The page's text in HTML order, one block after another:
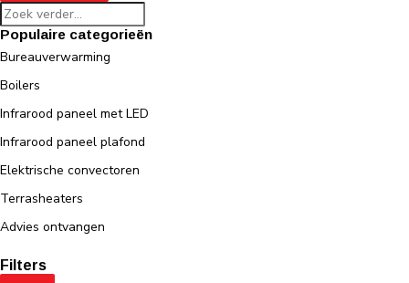
Populaire categorieën
Bureauverwarming
Boilers
Infrarood paneel met LED
Infrarood paneel plafond
Elektrische convectoren
Terrasheaters
Advies ontvangen
Filters